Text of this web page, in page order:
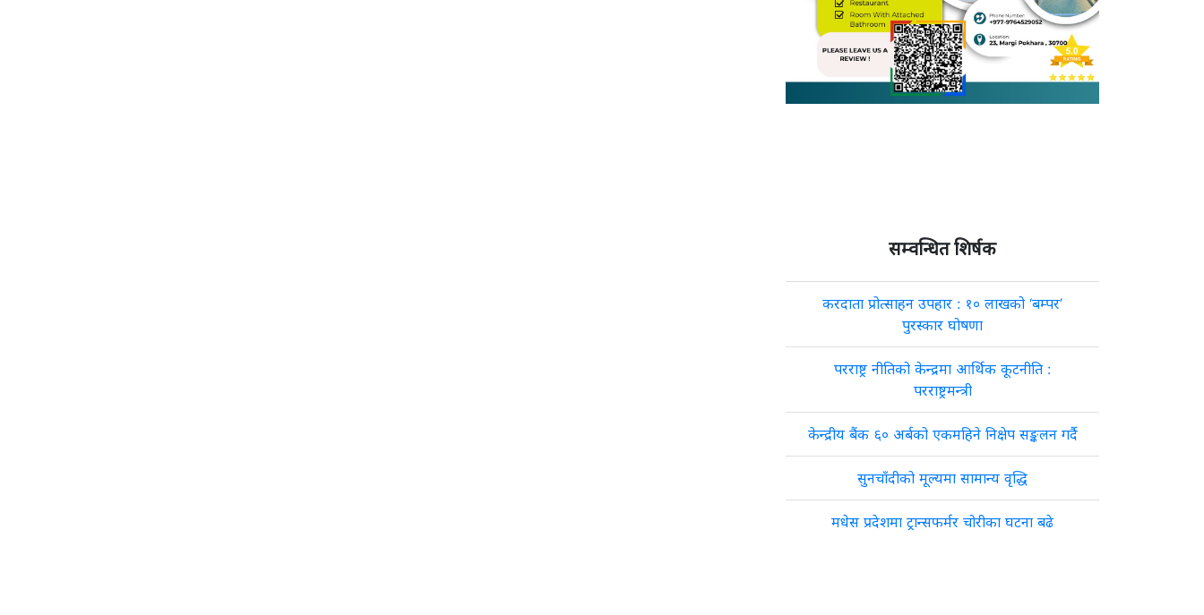
सम्वन्धित शिर्षक
करदाता प्रोत्साहन उपहार : १० लाखको ‘बम्पर’
पुरस्कार घोषणा
परराष्ट्र नीतिको केन्द्रमा आर्थिक कूटनीति :
परराष्ट्रमन्त्री
केन्द्रीय बैंक ६० अर्बको एकमहिने निक्षेप सङ्कलन गर्दै
सुनचाँदीको मूल्यमा सामान्य वृद्धि
मधेस प्रदेशमा ट्रान्सफर्मर चोरीका घटना बढे